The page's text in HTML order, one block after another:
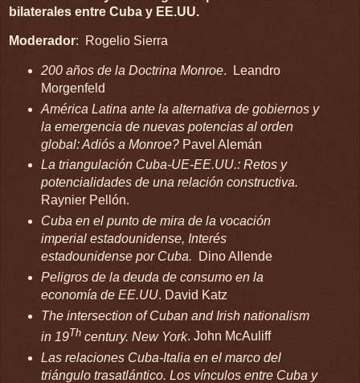
bilaterales entre Cuba y EE.UU.
Moderador: Rogelio Sierra
200 años de la Doctrina Monroe. Leandro
Morgenfeld
América Latina ante la alternativa de gobiernos y
la emergencia de nuevas potencias al orden
global: Adiós a Monroe?Pavel Alemán
La triangulación Cuba-UE-EE.UU.: Retos y
potencialidades de una relación constructiva.
Raynier Pellón.
Cuba en el punto de mira de la vocación
imperial estadounidense, Interés
estadounidense por Cuba. Dino Allende
Peligros de la deuda de consumo en la
economía de EE.UU. David Katz
The intersection of Cuban and Irish nationalism
in 19Thcentury. New York. John McAuliff
Las relaciones Cuba-Italia en el marco del
triángulo trasatlántico. Los vínculos entre Cuba y